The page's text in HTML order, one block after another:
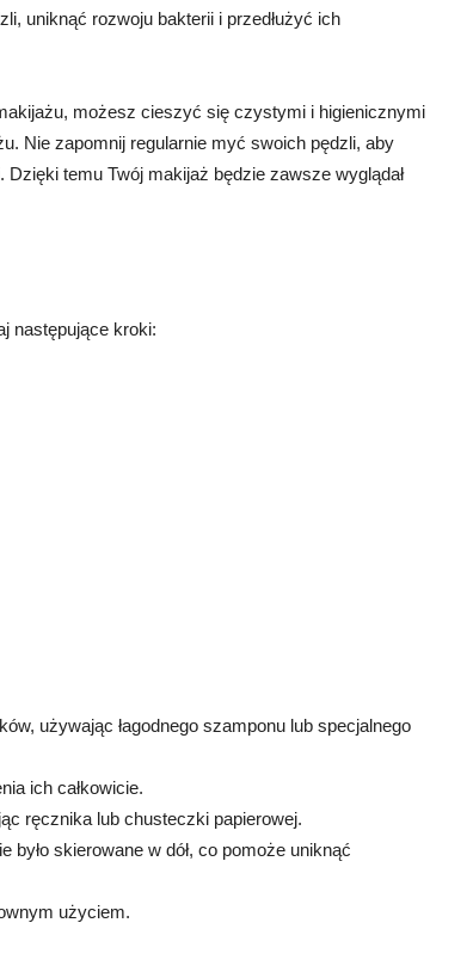
uniknąć rozwoju bakterii i przedłużyć ich
możesz cieszyć się czystymi i higienicznymi
Nie zapomnij regularnie myć swoich pędzli, aby
temu Twój makijaż będzie zawsze wyglądał
następujące kroki:
używając łagodnego szamponu lub specjalnego
ich całkowicie.
ręcznika lub chusteczki papierowej.
było skierowane w dół, co pomoże uniknąć
użyciem.